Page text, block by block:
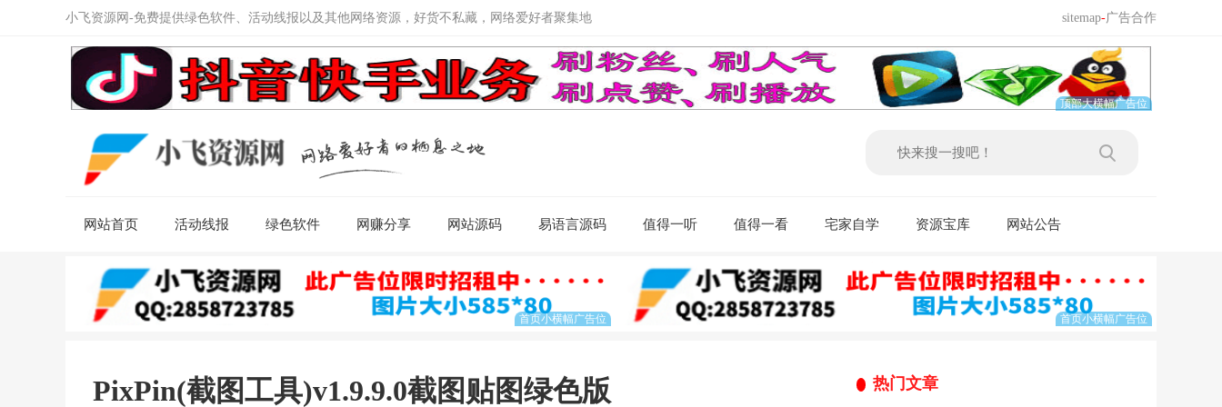
小飞资源网-免费提供绿色软件、活动线报以及其他网络资源，好货不私藏，网络爱好者聚集地 sitemap-广告合作
网站首页 活动线报 绿色软件 网赚分享 网站源码 易语言源码 值得一听 值得一看 宅家自学 资源宝库 网站公告
PixPin(截图工具)v1.9.9.0截图贴图绿色版 热门文章